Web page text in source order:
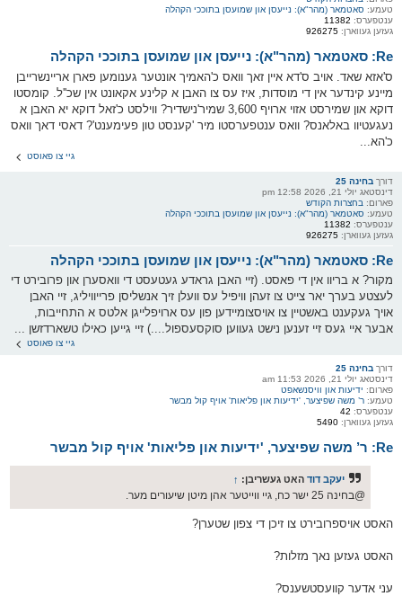
טעמע: סאטמאר (מהר"א): נייעסן און שמועסן בתוככי הקהלה
ענטפערס: 11382
געזען געווארן: 926275
Re: סאטמאר (מהר"א): נייעסן און שמועסן בתוככי הקהלה
ס'אזא שאד. אויב ס'דא איין זאך וואס כ'האמיך אונטער גענומען פארן אריינשרייבן
מיינע קינדער אין די מוסדות, איז עס צו האבן א קלינע אקאונט אין שכ''ל. קומסטו
דוקא און שמירסט אזוי ארויף 3,600 שמיר'נישדיר? ווילסט כ'זאל דוקא יא האבן א
נעגעטיוו באלאנס? וואס ענטפערסטו מיר 'קענסט טון פעימענט'? דאסי דאך וואס
כ'הא...
גיי צו פאוסט
דורך בחינה 25
דינסטאג יולי 21, 2026 12:58 pm
פארום: בחצרות הקודש
טעמע: סאטמאר (מהר"א): נייעסן און שמועסן בתוככי הקהלה
ענטפערס: 11382
געזען געווארן: 926275
Re: סאטמאר (מהר"א): נייעסן און שמועסן בתוככי הקהלה
מקור? א בריוו אין די פאסט. (זיי האבן גראדע געטעסט די וואסערן און פרובירט די
לעצטע בערך יאר צייט צו זעהן וויפיל עס וועלן זיך אנשליסן פרייוויליג, זיי האבן
אויך געקענט באשטיין צו אויסצומיידען פון עס ארויפלייגן אלטס א התחייבות,
אבער איי געס זיי זענען נישט געווען סוקסעספול....) זיי גייען כאילו טשארדזשן ...
גיי צו פאוסט
דורך בחינה 25
דינסטאג יולי 21, 2026 11:53 am
פארום: ידיעות און וויסנשאפט
טעמע: ר’ משה שפיצער, 'ידיעות און פליאות' אויף קול מבשר
ענטפערס: 42
געזען געווארן: 5490
Re: ר’ משה שפיצער, 'ידיעות און פליאות' אויף קול מבשר
יעקב דוד האט געשריבן: ↑
@בחינה 25 ישר כח, גיי ווייטער אהן מיטן שיעורים מער.
האסט אויספרובירט צו זיכן די צפון שטערן?
האסט געזען נאך מזלות?
עני אדער קוועסטשענס?